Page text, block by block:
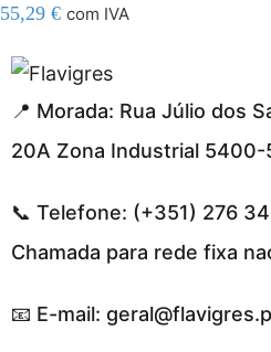
55,29 € com IVA
resmi adresi
📍 Morada: Rua Júlio dos
20A Zona Industrial 5400-
📞 Telefone: (+351) 276
Chamada para rede fixa
📧 E-mail: